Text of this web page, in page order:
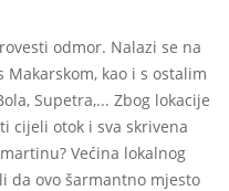
odmor. Nalazi se na
Makarskom, kao i s ostalim
Supetra,... Zbog lokacije
cijeli otok i sva skrivena
Većina lokalnog
da ovo šarmantno mjesto